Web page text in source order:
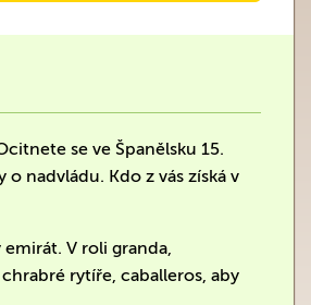
se ve Španělsku 15.
nadvládu. Kdo z vás získá v
V roli granda,
rytíře, caballeros, aby